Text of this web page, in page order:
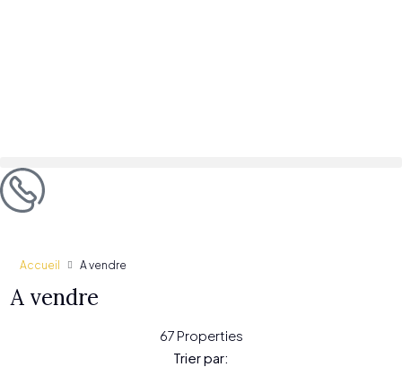
Accueil A vendre
A vendre
67 Properties
Trier par: